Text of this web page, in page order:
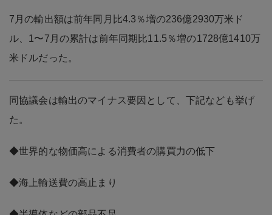
7月の輸出額は前年同月比4.3％増の236億2930万米ド
ル、1〜7月の累計は前年同期比11.5％増の1728億1410万
米ドルだった。
同協議会は輸出のマイナス要因として、下記なども挙げ
た。
◆世界的な物価高による消費者の購買力の低下
◆海上輸送費の高止まり